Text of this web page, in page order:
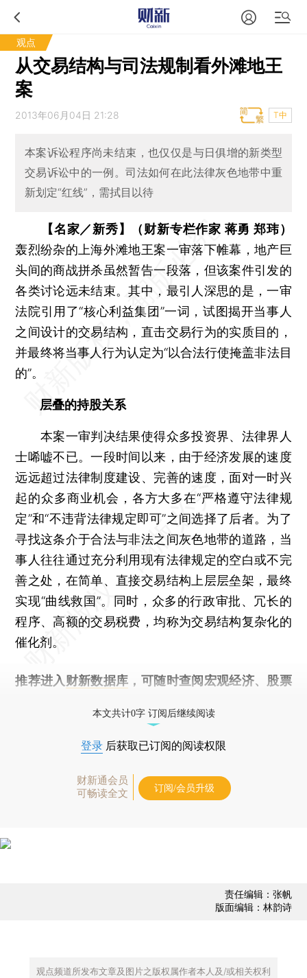
观点
从交易结构与司法规制看外滩地王
案
2013年06月04日 21:28 T中
本案诉讼程序尚未结束，也仅仅是与日俱增的新类型
交易诉讼中的一例。司法如何在此法律灰色地带中重
新划定“红线”，需拭目以待
【名家／新秀】（财新专栏作家 蒋勇 郑玮）
轰烈纷杂的上海外滩地王案一审落下帷幕，地产巨
头间的商战拼杀虽然暂告一段落，但该案件引发的
各类讨论远未结束。其中，最引人深思的是，一审
法院引用了“核心利益集团”一词，试图揭开当事人
之间设计的交易结构，直击交易行为的实质目的，
并最终将当事人行为认定为“以合法行使掩盖非法目
的”。
层叠的持股关系
本案一审判决结果使得众多投资界、法律界人
士唏嘘不已。一段时间以来，由于经济发展的速度
远远超过法律制度建设、完善的速度，面对一时兴
起的众多商业机会，各方大多在“严格遵守法律规
定”和“不违背法律规定即可”之间选择了后者。为了
寻找这条介于合法与非法之间灰色地带的道路，当
事人往往通过充分利用现有法律规定的空白或不完
善之处，在简单、直接交易结构上层层垒架，最终
实现“曲线救国”。同时，众多的行政审批、冗长的
程序、高额的交易税费，均称为交易结构复杂化的
催化剂。
推荐进入 财新数据库 ，可随时查阅宏观经济、股票
本文共计0字 订阅后继续阅读
登录 后获取已订阅的阅读权限
财新通会员
可畅读全文
订阅/会员升级
责任编辑：张帆
版面编辑：林韵诗
观点频道所发布文章及图片之版权属作者本人及/或相关权利